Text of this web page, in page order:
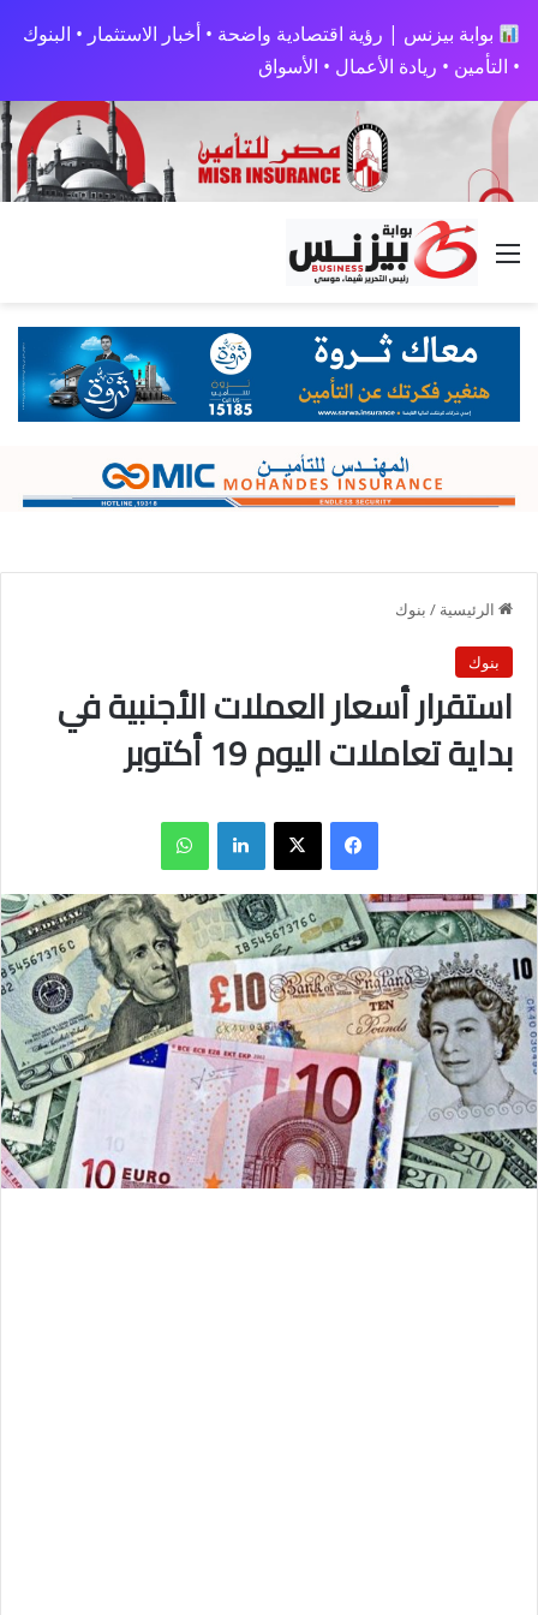
بوابة بيزنس | رؤية اقتصادية واضحة • أخبار الاستثمار • البنوك
• التأمين • ريادة الأعمال • الأسواق
القائمة
الرئيسية / بنوك
بنوك
استقرار أسعار العملات الأجنبية في
بداية تعاملات اليوم 19 أكتوبر
فيسبوك X لينكدإن